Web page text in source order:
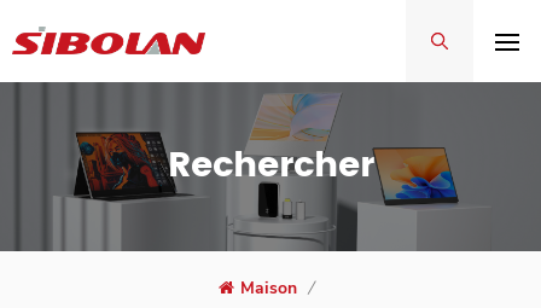
Rechercher
Maison /